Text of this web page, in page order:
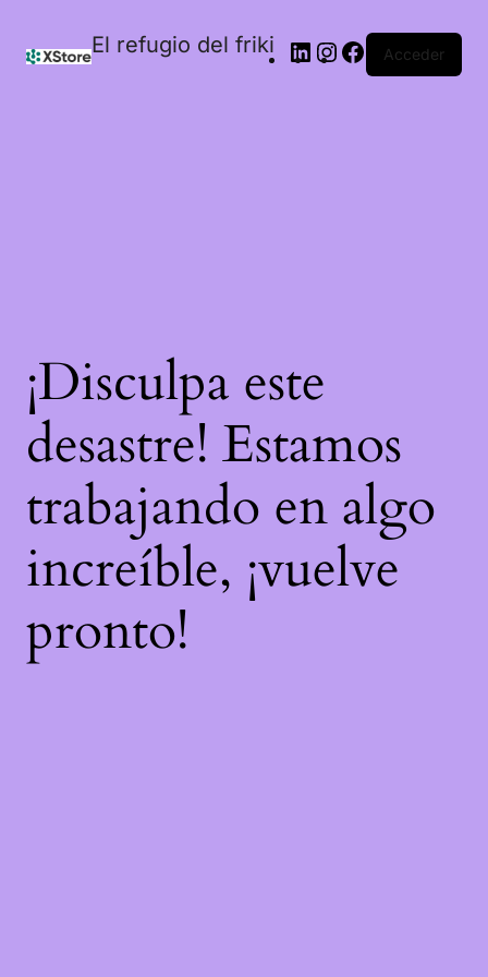
El refugio del friki Acceder
¡Disculpa este
desastre! Estamos
trabajando en algo
increíble, ¡vuelve
pronto!